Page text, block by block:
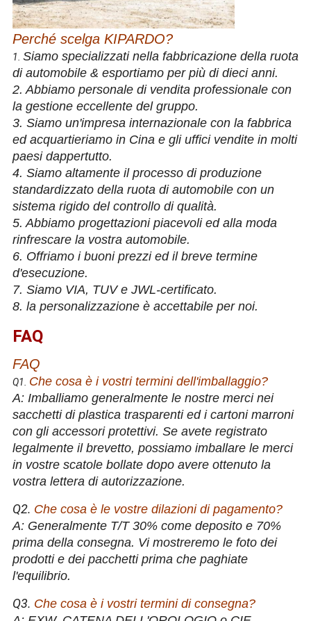
Perché scelga KIPARDO?
1. Siamo specializzati nella fabbricazione della ruota
di automobile & esportiamo per più di dieci anni.
2. Abbiamo personale di vendita professionale con
la gestione eccellente del gruppo.
3. Siamo un'impresa internazionale con la fabbrica
ed acquartieriamo in Cina e gli uffici vendite in molti
paesi dappertutto.
4. Siamo altamente il processo di produzione
standardizzato della ruota di automobile con un
sistema rigido del controllo di qualità.
5. Abbiamo progettazioni piacevoli ed alla moda
rinfrescare la vostra automobile.
6. Offriamo i buoni prezzi ed il breve termine
d'esecuzione.
7. Siamo VIA, TUV e JWL-certificato.
8. la personalizzazione è accettabile per noi.
FAQ
FAQ
Q1. Che cosa è i vostri termini dell'imballaggio?
A: Imballiamo generalmente le nostre merci nei
sacchetti di plastica trasparenti ed i cartoni marroni
con gli accessori protettivi. Se avete registrato
legalmente il brevetto, possiamo imballare le merci
in vostre scatole bollate dopo avere ottenuto la
vostra lettera di autorizzazione.
Q2. Che cosa è le vostre dilazioni di pagamento?
A: Generalmente T/T 30% come deposito e 70%
prima della consegna. Vi mostreremo le foto dei
prodotti e dei pacchetti prima che paghiate
l'equilibrio.
Q3. Che cosa è i vostri termini di consegna?